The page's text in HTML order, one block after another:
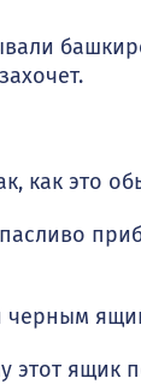
как это
этот ящик